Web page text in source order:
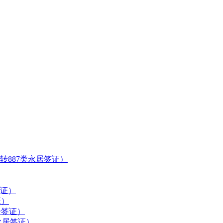
887类永居签证）
）
证）